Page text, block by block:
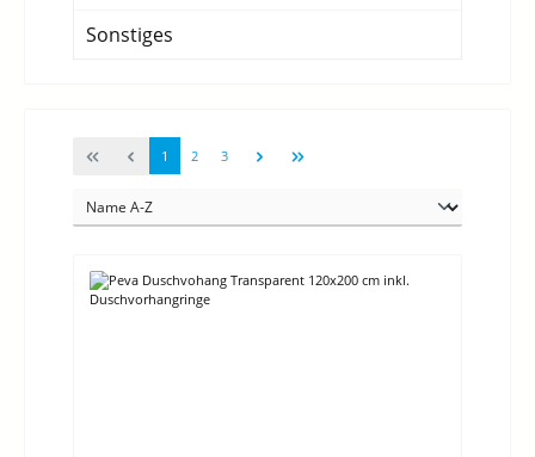
Sonstiges
Seite
1 Seite
2 Seite
3